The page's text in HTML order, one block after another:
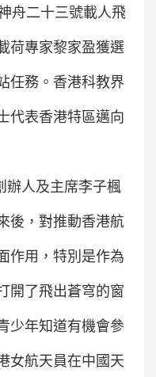
舟二十三號載人飛
荷專家黎家盈獲選
任務。香港科教界
代表香港特區邁向
辦人及主席李子楓
後，對推動香港航
作用，特別是作為
開了飛出蒼穹的窗
少年知道有機會參
女航天員在中國天